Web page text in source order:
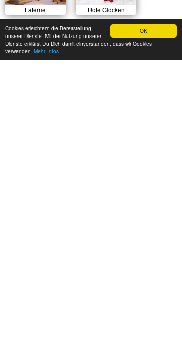
OK
Cookies erleichtern die Bereitstellung
unserer Dienste. Mit der Nutzung unserer
Dienste erklärst Du Dich damit einverstanden, dass wir Cookies
verwenden. Mehr Infos
Laterne Rote Glocken